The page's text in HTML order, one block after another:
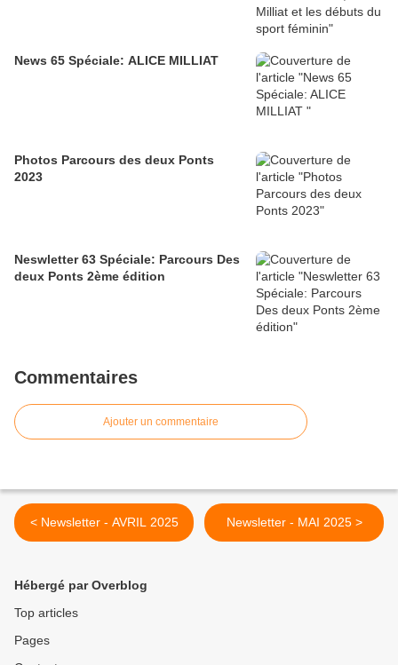
News 65 Spéciale: ALICE MILLIAT
Photos Parcours des deux Ponts
2023
Neswletter 63 Spéciale​​​​​​​: Parcours Des
deux Ponts 2ème édition
Commentaires
Ajouter un commentaire
< Newsletter - AVRIL 2025 Newsletter - MAI 2025 >
Hébergé par Overblog
Top articles
Pages